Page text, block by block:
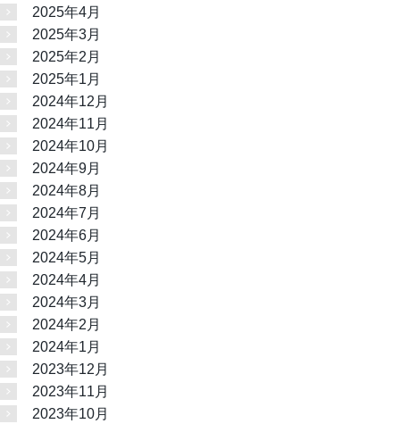
2025年4月
2025年3月
2025年2月
2025年1月
2024年12月
2024年11月
2024年10月
2024年9月
2024年8月
2024年7月
2024年6月
2024年5月
2024年4月
2024年3月
2024年2月
2024年1月
2023年12月
2023年11月
2023年10月